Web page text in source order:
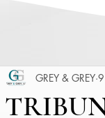
GREY & GREY